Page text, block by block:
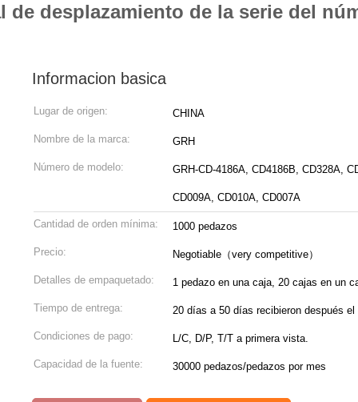
desplazamiento de la serie del
Informacion basica
Lugar de origen: CHINA
Nombre de la marca: GRH
Número de modelo: GRH-CD-4186A, CD4186B, CD328A,
CD009A, CD010A, CD007A
Cantidad de orden mínima: 1000 pedazos
Precio: Negotiable（very competitive）
Detalles de empaquetado: 1 pedazo en una caja, 20 cajas en un
Tiempo de entrega: 20 días a 50 días recibieron después el
Condiciones de pago: L/C, D/P, T/T a primera vista.
Capacidad de la fuente: 30000 pedazos/pedazos por mes